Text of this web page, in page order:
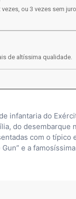
ou 3 vezes sem
de altíssima qualidade.
infantaria do
do desembarque
com o típico
e a